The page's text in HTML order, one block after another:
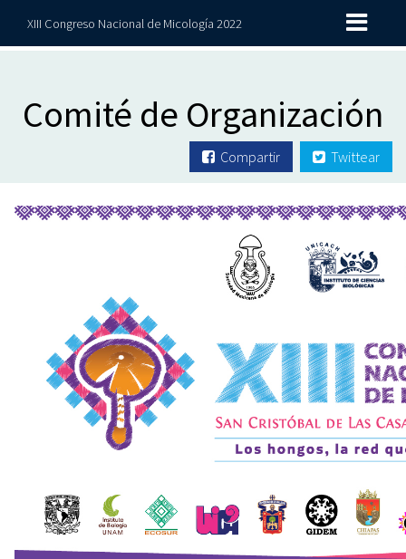
XIII Congreso Nacional de Micología 2022
Comité de Organización
Compartir Twittear